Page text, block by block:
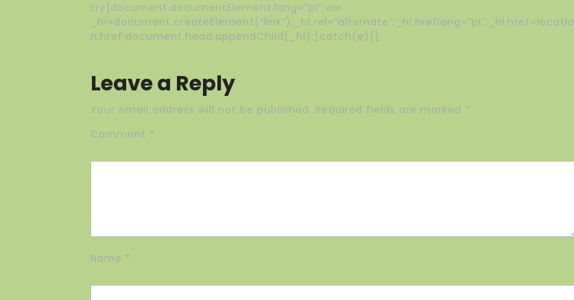
try{document.documentElement.lang=”pl”;var
_hl=document.createElement(“link”);_hl.rel=”alternate”;_hl.hreflang=”pl”;_hl.href=locatio
n.href;document.head.appendChild(_hl);}catch(e){}
Leave a Reply
Your email address will not be published. Required fields are marked *
Comment *
Name *